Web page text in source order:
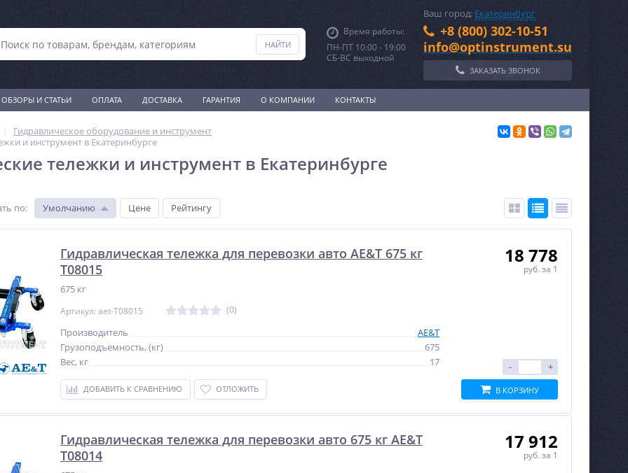
Время работы:
ПН-ПТ 10:00 - 19:00
СБ-ВС выходной
Ваш город: Екатеринбург
+8 (800) 302-10-51
info@optinstrument.su
ЗАКАЗАТЬ ЗВОНОК
ОБЗОРЫ И СТАТЬИ ОПЛАТА ДОСТАВКА ГАРАНТИЯ О КОМПАНИИ КОНТАКТЫ
Гидравлическое оборудование и инструмент
и инструмент в Екатеринбурге
тележки и инструмент в Екатеринбурге
по: Умолчанию Цене Рейтингу
Гидравлическая тележка для перевозки авто AE&T 675 кг
T08015
675 кг
Артикул: aet-T08015 (0)
Производитель
AE&T
Грузоподъемность, (кг)
675
Вес, кг
17
ДОБАВИТЬ К СРАВНЕНИЮ ОТЛОЖИТЬ
18 778
руб. за 1
+
-
В КОРЗИНУ
Гидравлическая тележка для перевозки авто 675 кг AE&T
T08014
17 912
руб. за 1